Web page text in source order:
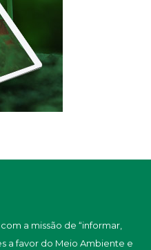
a missão de “informar,
a favor do Meio Ambiente e